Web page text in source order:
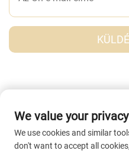
We value your privacy
We use cookies and similar
don't want to accept all